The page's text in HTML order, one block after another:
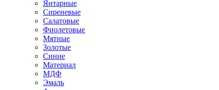
Янтарные
Сиреневые
Салатовые
Фиолетовые
Мятные
Золотые
Синие
Материал
МДФ
Эмаль